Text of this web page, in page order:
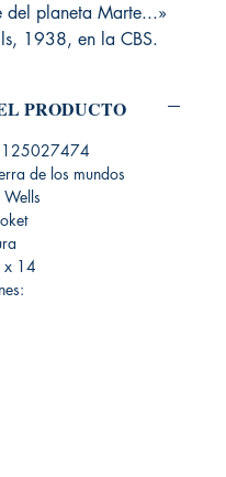
del planeta Marte...»
1938, en la CBS.
PRODUCTO
de los mundos
x 14